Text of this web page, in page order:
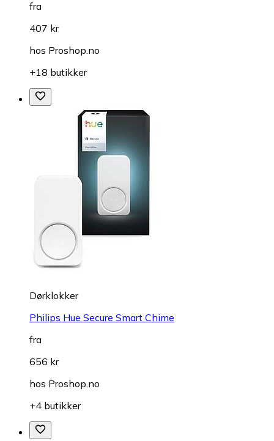
fra
407 kr
hos Proshop.no
+18 butikker
Dørklokker
Philips Hue Secure Smart Chime
fra
656 kr
hos Proshop.no
+4 butikker